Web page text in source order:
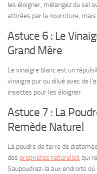
les éloigner, mélangez du sel
attirées par la nourriture,
Astuce 6 : Le
Grand Mère
Le vinaigre blanc est un
vinaigre pur ou dilué avec de
insectes pour les éloigner.
Astuce 7 : La
Remède Naturel
La poudre de terre de
des propriétés naturelles qui
Saupoudrez-la aux endroits